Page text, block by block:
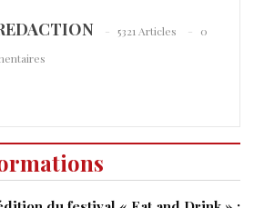
5321 Articles
0